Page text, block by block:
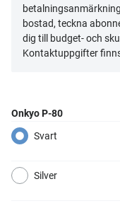
bostad, teckna
dig till budget- och
Kontaktuppgifter
Onkyo P-80
Svart
Silver